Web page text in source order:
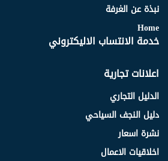
نبذة عن الغرفة
Home
خدمة الانتساب الاليكتروني
اعلانات تجارية
الدليل التجاري
دليل النجف السياحي
نشرة اسعار
اخلاقيات الاعمال